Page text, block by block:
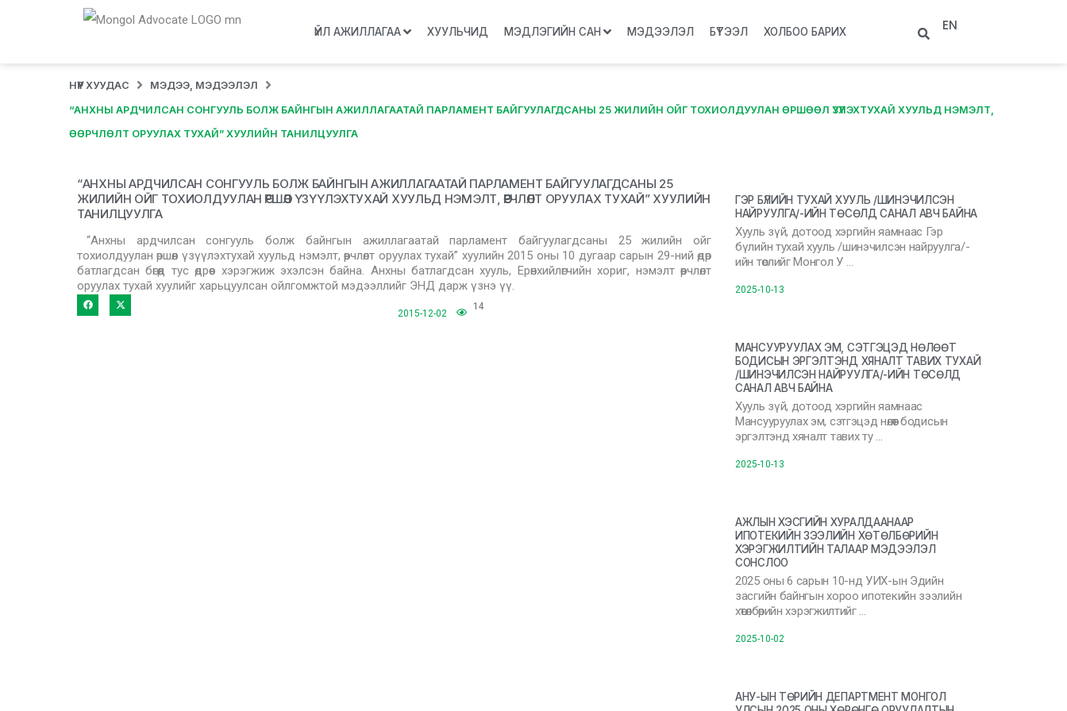
ҮЙЛ АЖИЛЛАГАА ХУУЛЬЧИД МЭДЛЭГИЙН САН МЭДЭЭЛЭЛ БҮТЭЭЛ ХОЛБОО БАРИХ EN
НҮҮР ХУУДАС МЭДЭЭ, МЭДЭЭЛЭЛ
“АНХНЫ АРДЧИЛСАН СОНГУУЛЬ БОЛЖ БАЙНГЫН АЖИЛЛАГААТАЙ ПАРЛАМЕНТ БАЙГУУЛАГДСАНЫ 25 ЖИЛИЙН ОЙГ ТОХИОЛДУУЛАН ӨРШӨӨЛ ҮЗҮҮЛЭХТУХАЙ ХУУЛЬД НЭМЭЛТ,
ӨӨРЧЛӨЛТ ОРУУЛАХ ТУХАЙ” ХУУЛИЙН ТАНИЛЦУУЛГА
“АНХНЫ АРДЧИЛСАН СОНГУУЛЬ БОЛЖ БАЙНГЫН АЖИЛЛАГААТАЙ ПАРЛАМЕНТ БАЙГУУЛАГДСАНЫ 25
ЖИЛИЙН ОЙГ ТОХИОЛДУУЛАН ӨРШӨӨЛ ҮЗҮҮЛЭХТУХАЙ ХУУЛЬД НЭМЭЛТ, ӨӨРЧЛӨЛТ ОРУУЛАХ ТУХАЙ” ХУУЛИЙН
ТАНИЛЦУУЛГА
“Анхны ардчилсан сонгууль болж байнгын ажиллагаатай парламент байгуулагдсаны 25 жилийн ойг
тохиолдуулан өршөөл үзүүлэхтухай хуульд нэмэлт, өөрчлөлт оруулах тухай” хуулийн 2015 оны 10 дугаар сарын 29-ний өдөр
батлагдсан бөгөөд тус өдрөөс хэрэгжиж эхэлсэн байна. Анхны батлагдсан хууль, Ерөнхийлөгчийн хориг, нэмэлт өөрчлөлт
оруулах тухай хуулийг харьцуулсан ойлгомжтой мэдээллийг ЭНД дарж үзнэ үү.
2015-12-02
14
ГЭР БҮЛИЙН ТУХАЙ ХУУЛЬ /ШИНЭЧИЛСЭН
НАЙРУУЛГА/-ИЙН ТӨСӨЛД САНАЛ АВЧ БАЙНА
Хууль зүй, дотоод хэргийн яамнаас Гэр
бүлийн тухай хууль /шинэчилсэн найруулга/-
ийн төслийг Монгол У …
2025-10-13
МАНСУУРУУЛАХ ЭМ, СЭТГЭЦЭД НӨЛӨӨТ
БОДИСЫН ЭРГЭЛТЭНД ХЯНАЛТ ТАВИХ ТУХАЙ
/ШИНЭЧИЛСЭН НАЙРУУЛГА/-ИЙН ТӨСӨЛД
САНАЛ АВЧ БАЙНА
Хууль зүй, дотоод хэргийн яамнаас
Мансууруулах эм, сэтгэцэд нөлөөт бодисын
эргэлтэнд хяналт тавих ту …
2025-10-13
АЖЛЫН ХЭСГИЙН ХУРАЛДААНААР
ИПОТЕКИЙН ЗЭЭЛИЙН ХӨТӨЛБӨРИЙН
ХЭРЭГЖИЛТИЙН ТАЛААР МЭДЭЭЛЭЛ
СОНСЛОО
2025 оны 6 сарын 10-нд УИХ-ын Эдийн
засгийн байнгын хороо ипотекийн зээлийн
хөтөлбөрийн хэрэгжилтийг …
2025-10-02
АНУ-ЫН ТӨРИЙН ДЕПАРТМЕНТ МОНГОЛ